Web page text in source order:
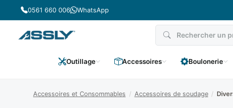
Passer
au
contenu
0561 660 006 WhatsApp
Outillage Accessoires Boulonerie
Accessoires et Consommables / Accessoires de soudage /